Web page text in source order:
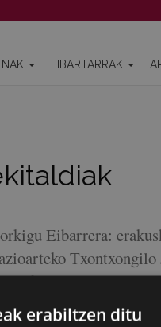
EIBARTARRAK
Eibarrera:
Txontxongilo
haur
erabiltzen ditu